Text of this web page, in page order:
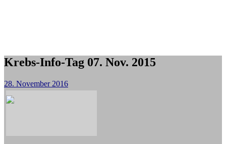
Krebs-Info-Tag 07. Nov. 2015
28. November 2016